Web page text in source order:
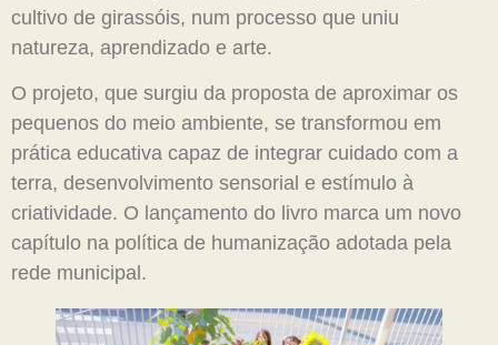
cultivo de girassóis, num processo que uniu
natureza, aprendizado e arte.
O projeto, que surgiu da proposta de aproximar os
pequenos do meio ambiente, se transformou em
prática educativa capaz de integrar cuidado com a
terra, desenvolvimento sensorial e estímulo à
criatividade. O lançamento do livro marca um novo
capítulo na política de humanização adotada pela
rede municipal.